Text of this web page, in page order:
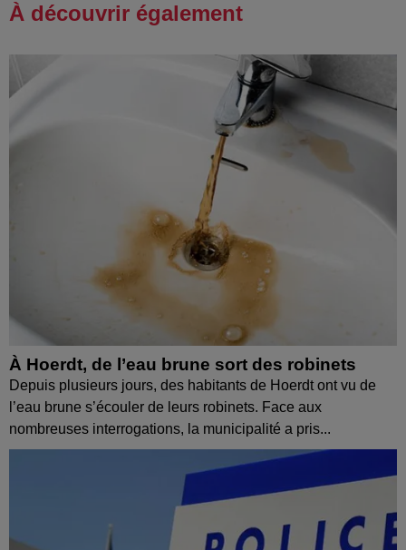
À découvrir également
À Hoerdt, de l’eau brune sort des robinets
Depuis plusieurs jours, des habitants de Hoerdt ont vu de
l’eau brune s’écouler de leurs robinets. Face aux
nombreuses interrogations, la municipalité a pris...